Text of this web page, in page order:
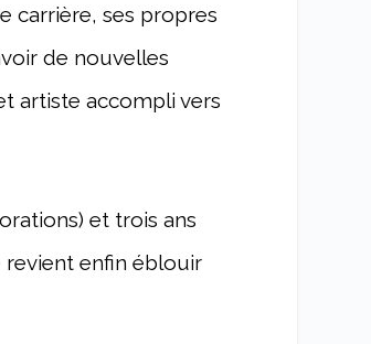
carrière, ses propres
de nouvelles
artiste accompli vers
et trois ans
revient enfin éblouir